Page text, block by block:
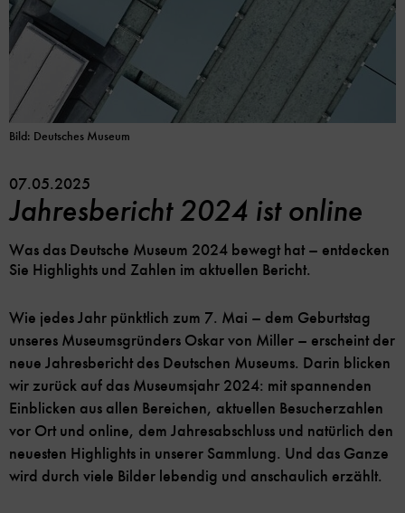
Bild: Deutsches Museum
07.05.2025
Jahresbericht 2024 ist online
Was das Deutsche Museum 2024 bewegt hat – entdecken
Sie Highlights und Zahlen im aktuellen Bericht.
Wie jedes Jahr pünktlich zum 7. Mai – dem Geburtstag
unseres Museumsgründers Oskar von Miller – erscheint der
neue Jahresbericht des Deutschen Museums. Darin blicken
wir zurück auf das Museumsjahr 2024: mit spannenden
Einblicken aus allen Bereichen, aktuellen Besucherzahlen
vor Ort und online, dem Jahresabschluss und natürlich den
neuesten Highlights in unserer Sammlung. Und das Ganze
wird durch viele Bilder lebendig und anschaulich erzählt.